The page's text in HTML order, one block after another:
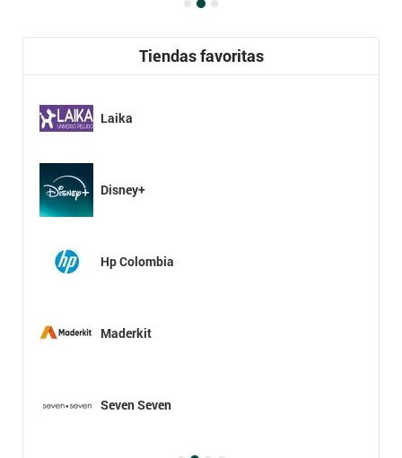
Tiendas favoritas
Laika
Disney+
Hp Colombia
Maderkit
Seven Seven